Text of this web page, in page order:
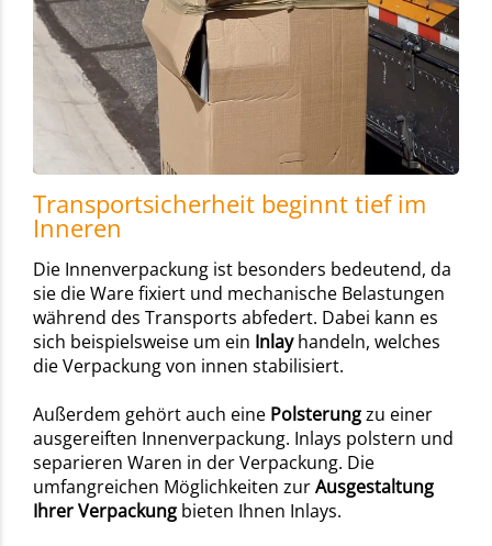
Transportsicherheit beginnt tief im
Inneren
Die Innenverpackung ist besonders bedeutend, da
sie die Ware fixiert und mechanische Belastungen
während des Transports abfedert. Dabei kann es
sich beispielsweise um ein Inlayhandeln, welches
die Verpackung von innen stabilisiert.
Außerdem gehört auch eine Polsterungzu einer
ausgereiften Innenverpackung. Inlays polstern und
separieren Waren in der Verpackung. Die
umfangreichen Möglichkeiten zurAusgestaltung
Ihrer Verpackung bieten Ihnen Inlays.